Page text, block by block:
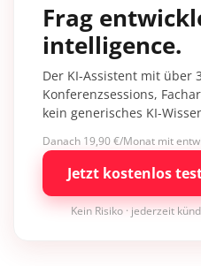
Frag
intelligence.
Der KI-Assistent mit über
Konferenzsessions,
kein generisches KI-
Danach 19,90 €/Monat mit
Jetzt kostenlos
Kein Risiko · jederzeit